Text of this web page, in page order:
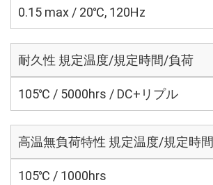
0.15 max / 20℃, 120Hz
耐久性 規定温度/規定時間/負荷
105℃ / 5000hrs / DC+リプル
高温無負荷特性 規定温度/規定時間
105℃ / 1000hrs